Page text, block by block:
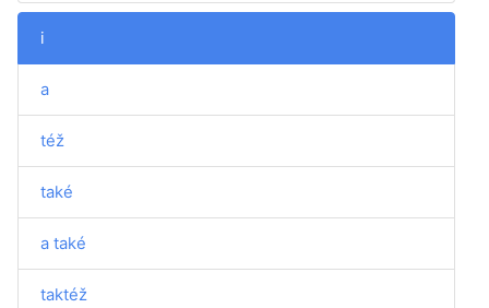
i
a
též
také
a také
taktéž